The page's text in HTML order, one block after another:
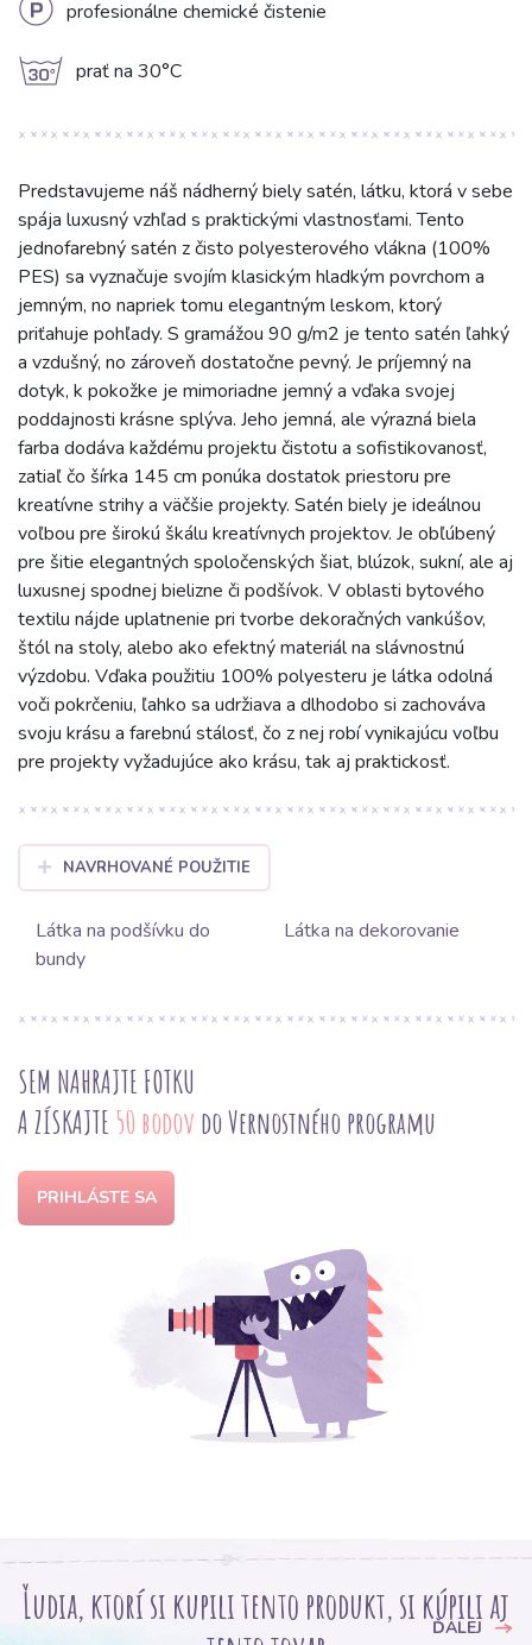
L profesionálne chemické čistenie
g prať na 30°C
Predstavujeme náš nádherný biely satén, látku, ktorá v sebe
spája luxusný vzhľad s praktickými vlastnosťami. Tento
jednofarebný satén z čisto polyesterového vlákna (100%
PES) sa vyznačuje svojím klasickým hladkým povrchom a
jemným, no napriek tomu elegantným leskom, ktorý
priťahuje pohľady. S gramážou 90 g/m2 je tento satén ľahký
a vzdušný, no zároveň dostatočne pevný. Je príjemný na
dotyk, k pokožke je mimoriadne jemný a vďaka svojej
poddajnosti krásne splýva. Jeho jemná, ale výrazná biela
farba dodáva každému projektu čistotu a sofistikovanosť,
zatiaľ čo šírka 145 cm ponúka dostatok priestoru pre
kreatívne strihy a väčšie projekty. Satén biely je ideálnou
voľbou pre širokú škálu kreatívnych projektov. Je obľúbený
pre šitie elegantných spoločenských šiat, blúzok, sukní, ale aj
luxusnej spodnej bielizne či podšívok. V oblasti bytového
textilu nájde uplatnenie pri tvorbe dekoračných vankúšov,
štól na stoly, alebo ako efektný materiál na slávnostnú
výzdobu. Vďaka použitiu 100% polyesteru je látka odolná
voči pokrčeniu, ľahko sa udržiava a dlhodobo si zachováva
svoju krásu a farebnú stálosť, čo z nej robí vynikajúcu voľbu
pre projekty vyžadujúce ako krásu, tak aj praktickosť.
NAVRHOVANÉ POUŽITIE
Látka na podšívku do
bundy
Látka na dekorovanie
SEM NAHRAJTE FOTKU
A ZÍSKAJTE 50 bodov do Vernostného programu
PRIHLÁSTE SA
Ľudia, ktorí si kupili tento produkt, si kúpili aj
ĎALEJ